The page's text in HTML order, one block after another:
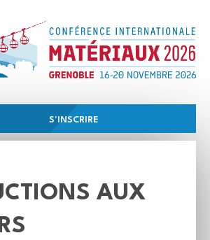
S'INSCRIRE
AUX